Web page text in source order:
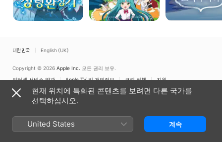
대한민국 English (UK)
Copyright © 2026 Apple Inc. 모든 권리 보유.
인터넷 서비스 약관
Apple TV 및 개인정보 쿠키 정책 지원
현재 위치에 특화된 콘텐츠를 보려면 다른 국가를
선택하십시오.
United States 계속